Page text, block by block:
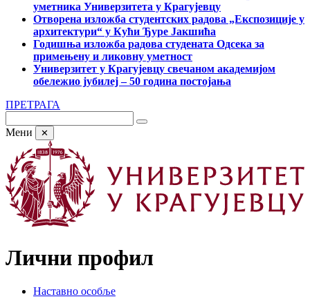
уметника Универзитета у Крагујевцу
Отворена изложба студентских радова „Експозиције у
архитектури“ у Кући Ђуре Јакшића
Годишња изложба радова студената Одсека за
примењену и ликовну уметност
Универзитет у Крагујевцу свечаном академијом
обележио јубилеј – 50 година постојања
ПРЕТРАГА
Мени ✕
Лични профил
Наставно особље